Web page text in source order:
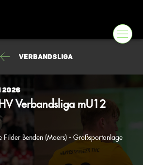
Verbandsliga
2026
Verbandsliga mU12
Filder Benden (Moers) - Großsportanlage